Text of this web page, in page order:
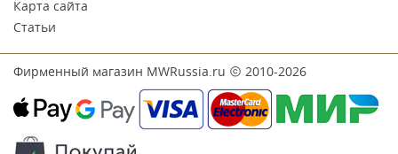
Карта сайта
Статьи
Фирменный магазин MWRussia.ru 2010-2026